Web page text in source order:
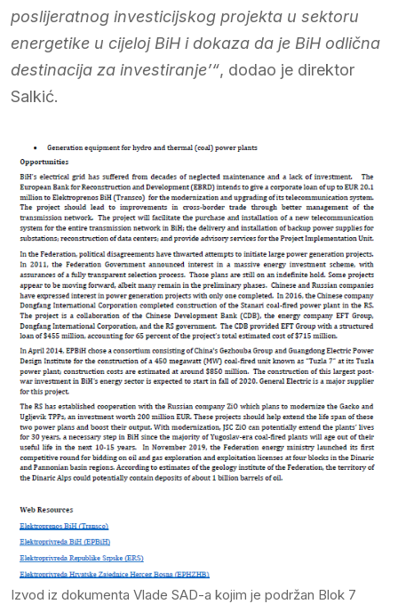
poslijeratnog investicijskog projekta u sektoru
energetike u cijeloj BiH i dokaza da je BiH odlična
destinacija za investiranje’“, dodao je direktor
Salkić.
Izvod iz dokumenta Vlade SAD-a kojim je podržan Blok 7